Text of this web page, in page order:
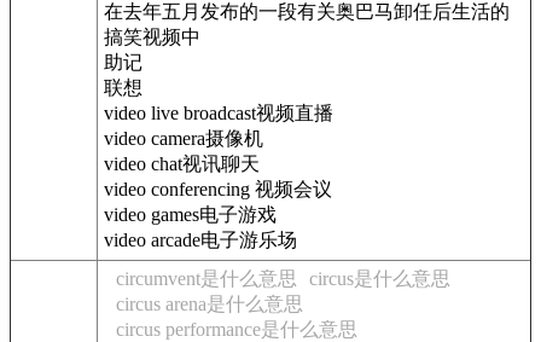
在去年五月发布的一段有关奥巴马卸任后生活的
搞笑视频中
助记
联想
video live broadcast视频直播
video camera摄像机
video chat视讯聊天
video conferencing 视频会议
video games电子游戏
video arcade电子游乐场
circumvent是什么意思
circus是什么意思
circus arena是什么意思
circus performance是什么意思